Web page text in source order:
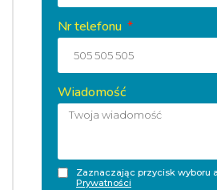
Nr telefonu
Wiadomość
Zaznaczając przycisk wyboru
Prywatności